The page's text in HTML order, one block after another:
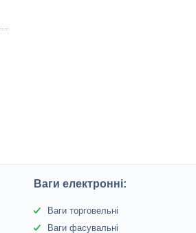
Ваги електронні:
Ваги торговельні
Ваги фасувальні